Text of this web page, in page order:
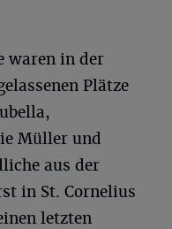
waren in der
Plätze
Müller und
aus der
in St. Cornelius
letzten